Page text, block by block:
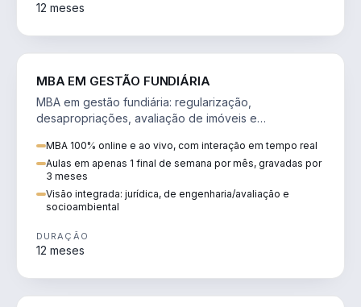
12 meses
MBA EM GESTÃO FUNDIÁRIA
MBA em gestão fundiária: regularização,
desapropriações, avaliação de imóveis e
MBA 100% online e ao vivo, com interação em tempo real
Aulas em apenas 1 final de semana por mês, gravadas por
3 meses
Visão integrada: jurídica, de engenharia/avaliação e
socioambiental
DURAÇÃO
12 meses